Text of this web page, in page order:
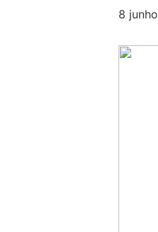
8 junho